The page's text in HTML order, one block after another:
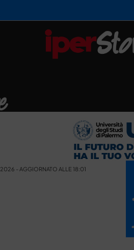
- AGGIORNATO ALLE 18:01